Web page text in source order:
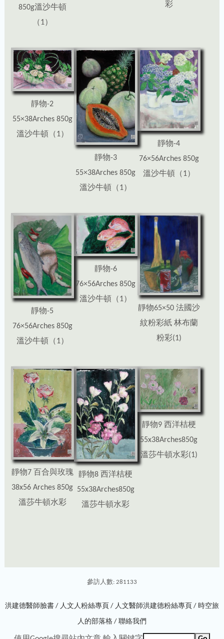
850g溫沙牛頓
（1）
彩
靜物-2
55×38Arches 850g
溫沙牛頓（1）
靜物-3
55×38Arches 850g
溫沙牛頓（1）
靜物-4
76×56Arches 850g
溫沙牛頓（1）
靜物-5
76×56Arches 850g
溫沙牛頓（1）
靜物-6
76×56Arches 850g
溫沙牛頓（1）
靜物65×50 法國沙
紋粉彩紙 林布蘭
粉彩(1)
靜物7 百合與玫瑰
38x56 Arches 850g
溫莎牛頓水彩
靜物8 西洋桔梗
55x38Arches850g
溫莎牛頓水彩
靜物9 西洋桔梗
55x38Arches850g
溫莎牛頓水彩(1)
參訪人數: 281133
洪建德醫師臉書 / 人文人粉絲專頁 / 人文醫師洪建德粉絲專頁 / 時空旅
人的部落格 / 聯絡我們